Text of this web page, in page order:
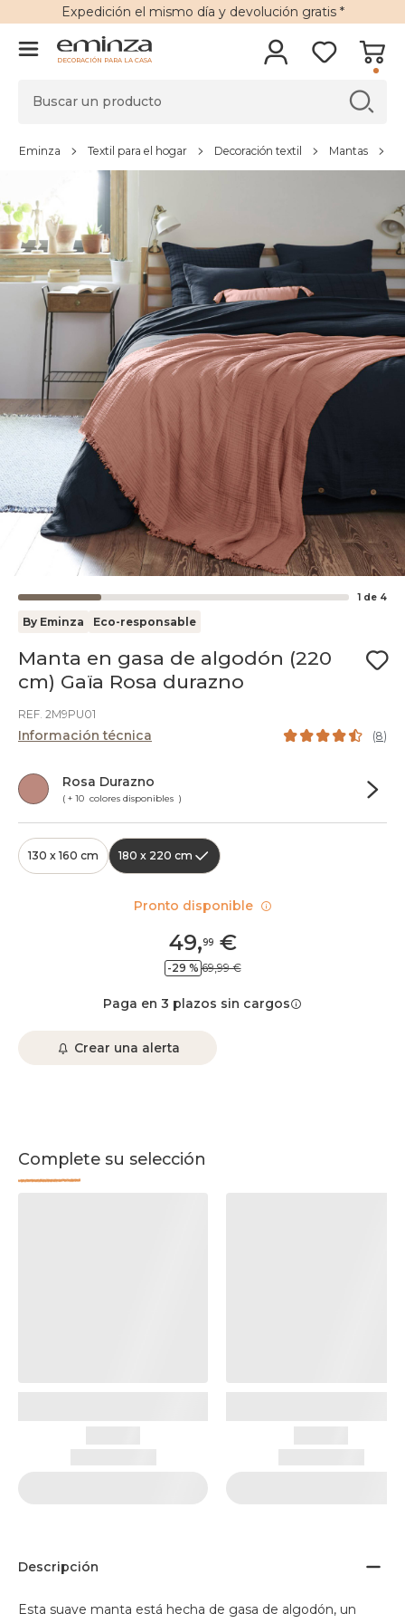
Expedición el mismo día y devolución gratis*
DECORACIÓN PARA LA CASA
Eminza Textil para el hogar Decoración textil Mantas
1 de 4
By Eminza Eco-responsable
Manta en gasa de algodón (220
cm) Gaïa Rosa durazno
REF. 2M9PU01
Información técnica (8)
Rosa Durazno
( + 10 colores disponibles )
130 x 160 cm 180 x 220 cm
49,99€
-29 % 69,99 €
Paga en 3 plazos sin cargos
Crear una alerta
Complete su selección
Descripción
Esta suave manta está hecha de gasa de algodón, un